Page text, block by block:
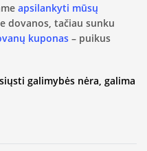
apsilankyti mūsų
dovanos, tačiau sunku
kuponas – puikus
galimybės nėra, galima